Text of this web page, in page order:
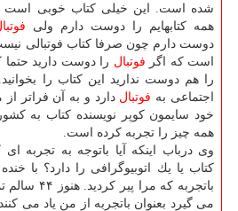
شده است. این خیلی كتاب خوبی است
همه كتابهایم را دوست دارم ولی
دوست دارم چون صرفا كتاب فوتبالی
است كه اگر فوتبال را دوست دارید حتما
را هم دوست ندارید این كتاب را
اجتماعی به فوتبال دارد و به آن فراتر از
خود سایمون كوپر نویسنده كتاب به
همه چیز را تجربه كرده است.
وی درباب اینكه آیا باتوجه به تجربه
كتاب یا یك اتوبیوگرافی را دارد؟ با
باتجربه كه
می گیرد بعنوان باتجربه از من یاد می